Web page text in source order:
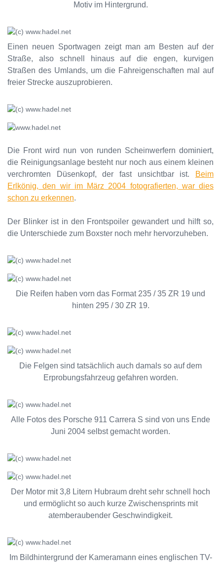
Motiv im Hintergrund.
Einen neuen Sportwagen zeigt man am Besten auf der
Straße, also schnell hinaus auf die engen, kurvigen
Straßen des Umlands, um die Fahreigenschaften mal auf
freier Strecke auszuprobieren.
Die Front wird nun von runden Scheinwerfern dominiert,
die Reinigungsanlage besteht nur noch aus einem kleinen
verchromten Düsenkopf, der fast unsichtbar ist.
Beim
Erlkönig, den wir im März 2004 fotografierten, war dies
schon zu erkennen.
Der Blinker ist in den Frontspoiler gewandert und hilft so,
die Unterschiede zum Boxster noch mehr hervorzuheben.
Die Reifen haben vorn das Format 235 / 35 ZR 19 und
hinten 295 / 30 ZR 19.
Die Felgen sind tatsächlich auch damals so auf dem
Erprobungsfahrzeug gefahren worden.
Alle Fotos des Porsche 911 Carrera S sind von uns Ende
Juni 2004 selbst gemacht worden.
Der Motor mit 3,8 Litern Hubraum dreht sehr schnell hoch
und ermöglicht so auch kurze Zwischensprints mit
atemberaubender Geschwindigkeit.
Im Bildhintergrund der Kameramann eines englischen TV-